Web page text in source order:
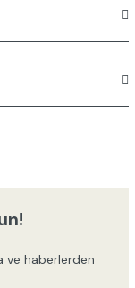
yapılmalıdır.
ve haberlerden